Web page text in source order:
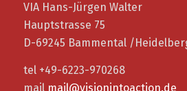
VIA Hans-Jürgen Walter
Hauptstrasse 75
D-69245 Bammental /
tel +49-6223-970268
mail mail@visionintoaction.de